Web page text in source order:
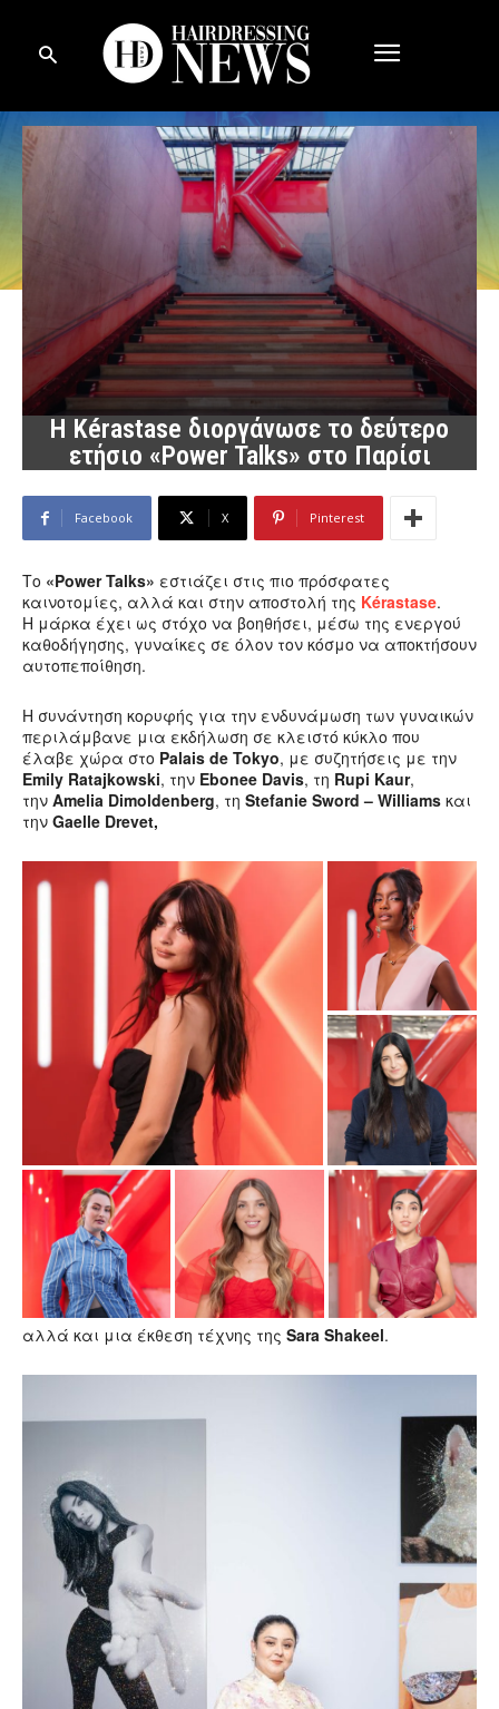
Η Kérastase διοργάνωσε το δεύτερο
ετήσιο «Power Talks» στο Παρίσι
Facebook X Pinterest
Το «Power Talks» εστιάζει στις πιο πρόσφατες
καινοτομίες, αλλά και στην αποστολή της Kérastase.
Η μάρκα έχει ως στόχο να βοηθήσει, μέσω της ενεργού
καθοδήγησης, γυναίκες σε όλον τον κόσμο να αποκτήσουν
αυτοπεποίθηση.
Η συνάντηση κορυφής για την ενδυνάμωση των γυναικών
περιλάμβανε μια εκδήλωση σε κλειστό κύκλο που
έλαβε χώρα στο Palais de Tokyo, με συζητήσεις με την
Emily Ratajkowski, την Ebonee Davis, τη Rupi Kaur,
την Amelia Dimoldenberg, τη Stefanie Sword – Williams και
την Gaelle Drevet,
αλλά και μια έκθεση τέχνης της Sara Shakeel.